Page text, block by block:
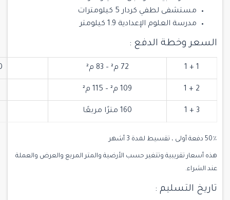
مستشفى لطفي كردار 5 كيلومترات
مدرسة العلوم الإعدادية 1.9 كيلومتر
السعر وخطة الدفع :
1 + 1 72 م² – 83 م²
2 + 1 109 م² – 115 م²
3 + 1 160 مترًا مربعًا
50٪ دفعة أولى ، تقسيط لمدة 3 أشهر
هذه أسعار تقريبية وتتغير حسب الأرضية والمتر المربع والعرض والعملة
عند الشراء.
تاريخ التسليم :